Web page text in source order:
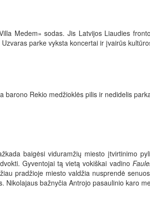
Medem» sodas. Jis Latvijos Liaudies
parke vyksta koncertai ir įvairūs
barono Rekio medžioklės pilis ir nedidelis
baigėsi viduramžių miesto įtvirtinimo
Gyventojai tą vietą vokiškai vadino
pradžioje miesto valdžia nusprendė
bažnyčia Antrojo pasaulinio karo